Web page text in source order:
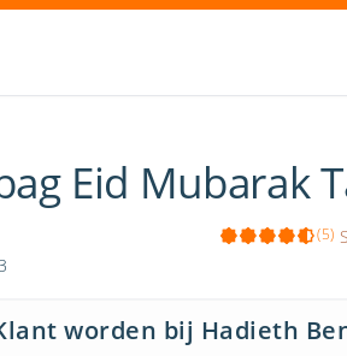
Eid Mubarak
(5)
worden bij Hadieth